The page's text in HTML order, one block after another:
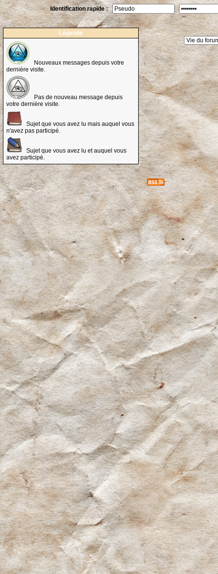
Identification rapide :
Légende
Nouveaux messages depuis votre
dernière visite.
Pas de nouveau message depuis
votre dernière visite.
Sujet que vous avez lu mais auquel vous
n'avez pas participé.
Sujet que vous avez lu et auquel vous
avez participé.